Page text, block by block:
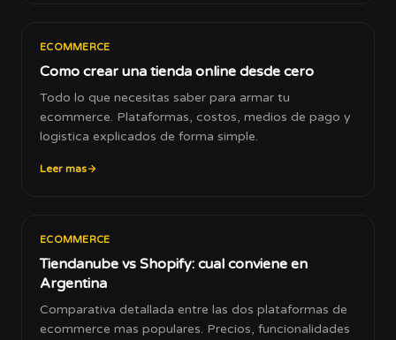
ECOMMERCE
Como crear una tienda online desde cero
Todo lo que necesitas saber para armar tu
ecommerce. Plataformas, costos, medios de pago y
logistica explicados de forma simple.
Leer mas
ECOMMERCE
Tiendanube vs Shopify: cual conviene en
Argentina
Comparativa detallada entre las dos plataformas de
ecommerce mas populares. Precios, funcionalidades